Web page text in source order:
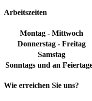
Arbeitszeiten
Montag - Mittwoch
Donnerstag - Freitag
Samstag
Sonntags und an
Wie erreichen Sie uns?